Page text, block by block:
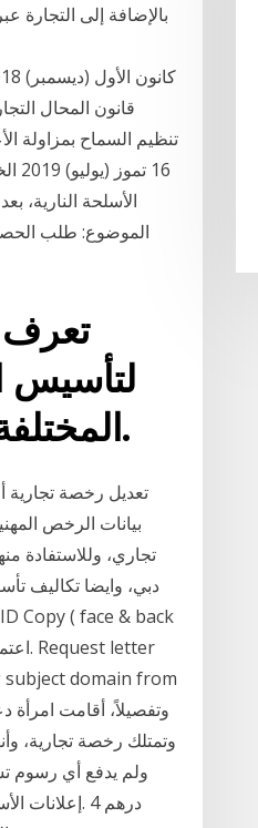
بالإضافة إلى
الموضوع: طلب
تعرف
لتأسيس
المختلفة كالرخصة الفورية من خلال هذا المقال.
تعديل رخصة تجارية
بيانات الرخص
تجاري، وللاستفادة
دبي، وايضا تكاليف
domain from